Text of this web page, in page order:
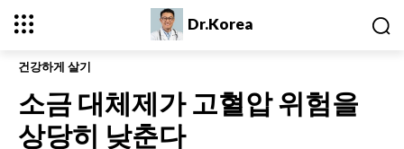
Dr.Korea
건강하게 살기
소금 대체제가 고혈압 위험을
상당히 낮춘다